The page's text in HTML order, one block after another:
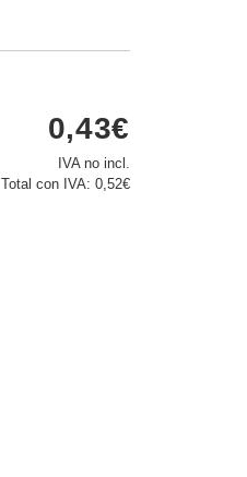
0,43€
IVA no incl.
Total con IVA: 0,52€